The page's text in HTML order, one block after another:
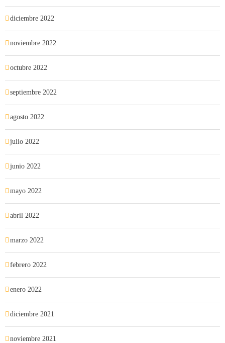
diciembre 2022
noviembre 2022
octubre 2022
septiembre 2022
agosto 2022
julio 2022
junio 2022
mayo 2022
abril 2022
marzo 2022
febrero 2022
enero 2022
diciembre 2021
noviembre 2021